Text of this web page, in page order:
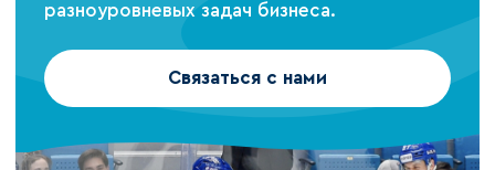
разноуровневых задач бизнеса.
Связаться с нами